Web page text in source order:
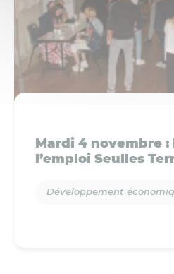
Mardi 4 novembre :
l’emploi Seulles
Développement